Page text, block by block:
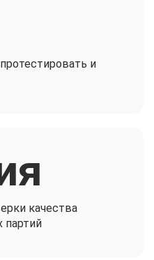
и
качества
партий